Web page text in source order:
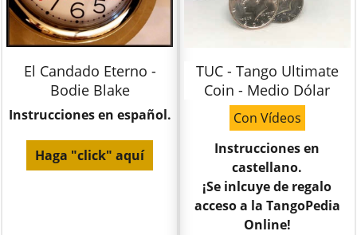
El Candado Eterno -
Bodie Blake
Instrucciones en español.
Haga "click" aquí
TUC - Tango Ultimate
Coin - Medio Dólar
Con Vídeos
Instrucciones en
castellano.
¡Se inlcuye de regalo
acceso a la TangoPedia
Online!